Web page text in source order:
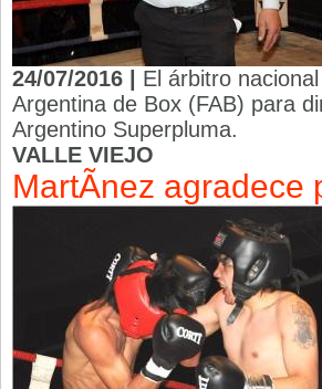
24/07/2016 | El árbitro
Argentina de Box (FAB) para
Argentino Superpluma.
VALLE VIEJO
MartÃ­nez agradece